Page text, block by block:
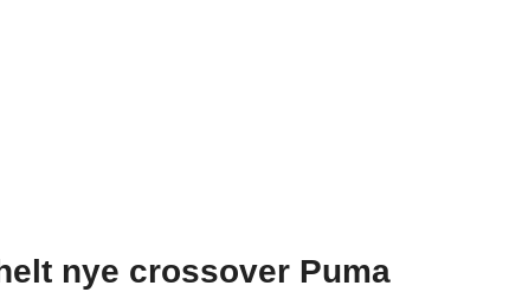
nye crossover Puma